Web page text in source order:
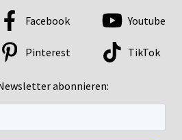
abonnieren:
Facebook Youtube
Pinterest TikTok